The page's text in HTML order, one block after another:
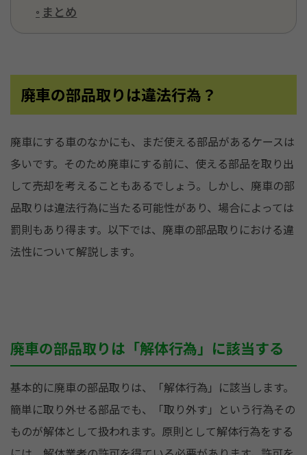
まとめ
廃車の部品取りは違法行為？
廃車にする車のなかにも、まだ使える部品があるケースは
多いです。そのため廃車にする前に、使える部品を取り出
して売却を考えることもあるでしょう。しかし、廃車の部
品取りは違法行為に当たる可能性があり、場合によっては
罰則もあり得ます。以下では、廃車の部品取りにおける違
法性について解説します。
廃車の部品取りは「解体行為」に該当する
基本的に廃車の部品取りは、「解体行為」に該当します。
簡単に取り外せる部品でも、「取り外す」という行為その
ものが解体として扱われます。原則として解体行為をする